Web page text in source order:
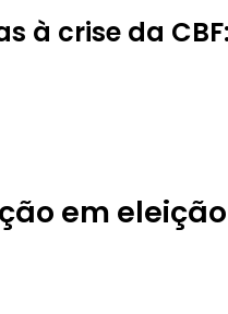
à crise da
em eleição